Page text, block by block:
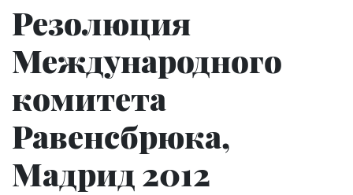
Резолюция
Международного
комитета
Равенсбрюка,
Мадрид 2012